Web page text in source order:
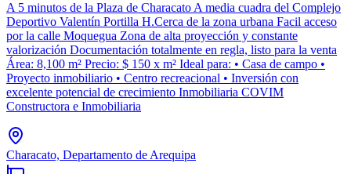
A 5 minutos de la Plaza de Characato A media cuadra del Complejo
Deportivo Valentín Portilla H.Cerca de la zona urbana Facil acceso
por la calle Moquegua Zona de alta proyección y constante
valorización Documentación totalmente en regla, listo para la venta
Área: 8,100 m² Precio: $ 150 x m² Ideal para: • Casa de campo •
Proyecto inmobiliario • Centro recreacional • Inversión con
excelente potencial de crecimiento Inmobiliaria COVIM
Constructora e Inmobiliaria
Characato, Departamento de Arequipa